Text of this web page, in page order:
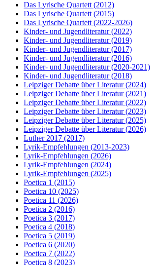
Das Lyrische Quartett (2012)
Das Lyrische Quartett (2015)
Das Lyrische Quartett (2022-2026)
Kinder- und Jugendliteratur(2022)
Kinder- und Jugendliteratur(2019)
Kinder- und Jugendliteratur(2017)
Kinder- und Jugendliteratur(2016)
Kinder- und Jugendliteratur(2020-2021)
Kinder- und Jugendliteratur(2018)
Leipziger Debatte über Literatur(2024)
Leipziger Debatte über Literatur(2021)
Leipziger Debatte über Literatur(2022)
Leipziger Debatte über Literatur(2023)
Leipziger Debatte über Literatur(2025)
Leipziger Debatte über Literatur(2026)
Luther 2017 (2017)
Lyrik-Empfehlungen (2013-2023)
Lyrik-Empfehlungen (2026)
Lyrik-Empfehlungen (2024)
Lyrik-Empfehlungen (2025)
Poetica 1 (2015)
Poetica 10 (2025)
Poetica 11 (2026)
Poetica 2 (2016)
Poetica 3 (2017)
Poetica 4 (2018)
Poetica 5 (2019)
Poetica 6 (2020)
Poetica 7 (2022)
Poetica 8 (2023)